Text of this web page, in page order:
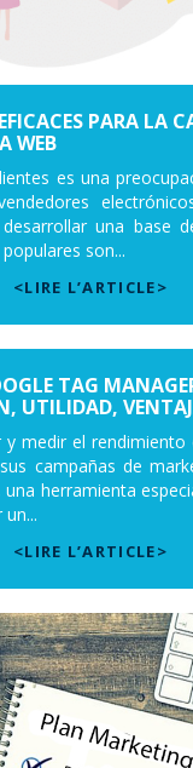
PARA LA
WEB
es una
una base
son...
<LIRE L’ARTICLE>
TAG
UTILIDAD,
y medir el
campañas de
herramienta
<LIRE L’ARTICLE>